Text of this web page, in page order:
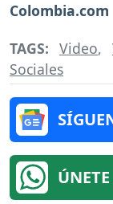
Colombia.com
TAGS: Video,
Sociales